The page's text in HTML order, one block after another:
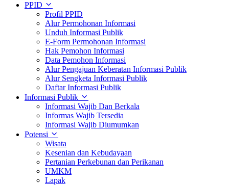
PPID
Profil PPID
Alur Permohonan Informasi
Unduh Informasi Publik
E-Form Permohonan Informasi
Hak Pemohon Informasi
Data Pemohon Informasi
Alur Pengajuan Keberatan Informasi Publik
Alur Sengketa Informasi Publik
Daftar Informasi Publik
Informasi Publik
Informasi Wajib Dan Berkala
Informas Wajib Tersedia
Informasi Wajib Diumumkan
Potensi
Wisata
Kesenian dan Kebudayaan
Pertanian Perkebunan dan Perikanan
UMKM
Lapak